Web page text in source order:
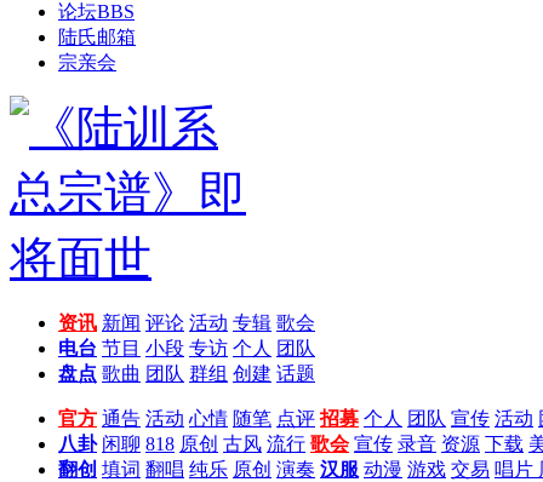
论坛BBS
陆氏邮箱
宗亲会
资讯 新闻 评论 活动 专辑 歌会
电台 节目 小段 专访 个人 团队
盘点 歌曲 团队 群组 创建 话题
官方 通告 活动 心情 随笔 点评 招募 个人 团队 宣传 活动
八卦 闲聊 818 原创 古风 流行 歌会 宣传 录音 资源 下载
翻创 填词 翻唱 纯乐 原创 演奏 汉服 动漫 游戏 交易 唱片